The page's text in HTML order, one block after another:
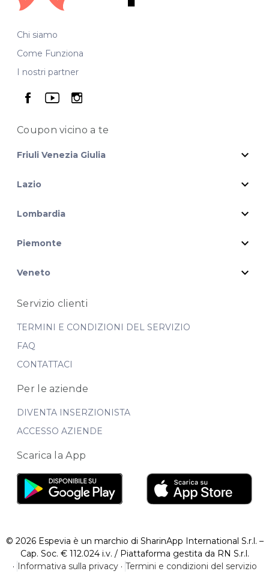
Chi siamo
Come Funziona
I nostri partner
seguici su facebook
seguici su youtube
seguici su instagram
Coupon vicinoa te
Friuli Venezia Giulia expand_more
Lazio expand_more
Lombardia expand_more
Piemonte expand_more
Veneto expand_more
Servizio clienti
TERMINI E CONDIZIONI DEL SERVIZIO
FAQ
CONTATTACI
Per le aziende
DIVENTA INSERZIONISTA
ACCESSO AZIENDE
Scarica la App
© 2026 Espevia è un marchio di SharinApp International S.r.l. –
Cap. Soc. € 112.024 i.v. / Piattaforma gestita da RN S.r.l.
·
Informativa sulla privacy· Termini e condizioni del servizio